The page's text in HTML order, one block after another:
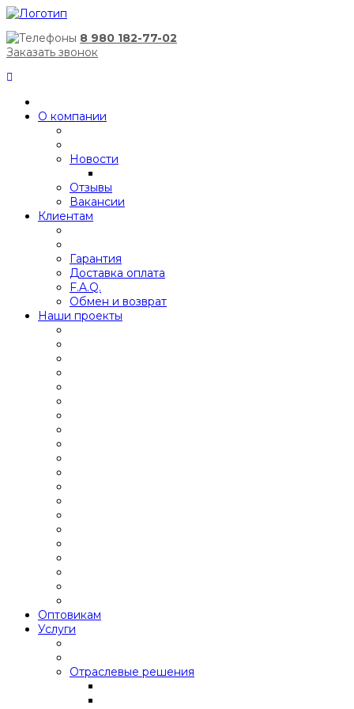
8 980 182-77-02
Заказать звонок
О компании
Новости
Отзывы
Вакансии
Клиентам
Гарантия
Доставка оплата
F.A.Q.
Обмен и возврат
Наши проекты
Оптовикам
Услуги
Отраслевые решения